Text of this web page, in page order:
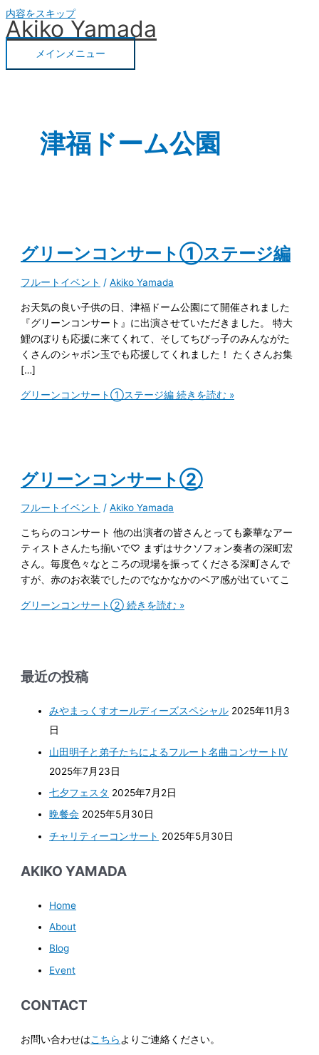
内容をスキップ
Akiko Yamada
メインメニュー
津福ドーム公園
グリーンコンサート①ステージ編
フルートイベント /Akiko Yamada
お天気の良い子供の日、津福ドーム公園にて開催されました
『グリーンコンサート』に出演させていただきました。 特大
鯉のぼりも応援に来てくれて、そしてちびっ子のみんながた
くさんのシャボン玉でも応援してくれました！ たくさんお集
[…]
グリーンコンサート①ステージ編 続きを読む »
グリーンコンサート②
フルートイベント /Akiko Yamada
こちらのコンサート 他の出演者の皆さんとっても豪華なアー
ティストさんたち揃いで♡ まずはサクソフォン奏者の深町宏
さん。毎度色々なところの現場を振ってくださる深町さんで
すが、赤のお衣装でしたのでなかなかのペア感が出ていてこ
グリーンコンサート② 続きを読む »
最近の投稿
みやまっくすオールディーズスペシャル 2025年11月3
日
山田明子と弟子たちによるフルート名曲コンサートⅣ
2025年7月23日
七夕フェスタ 2025年7月2日
晩餐会 2025年5月30日
チャリティーコンサート 2025年5月30日
AKIKO YAMADA
Home
About
Blog
Event
CONTACT
お問い合わせはこちら よりご連絡ください。